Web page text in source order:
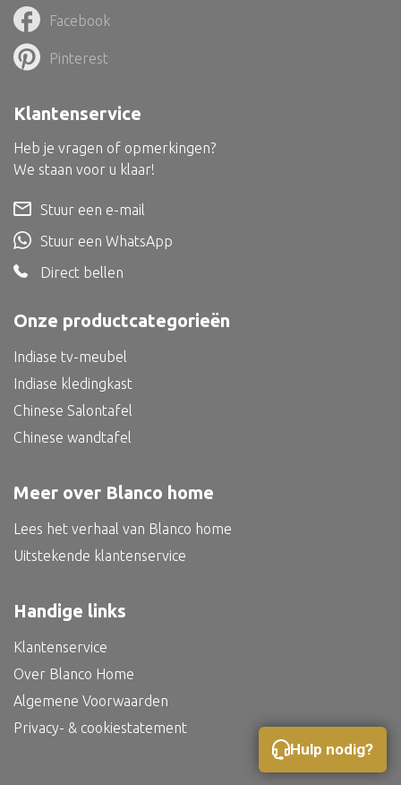
Mand
Roomdevider
Kussen
Tapijt
Kelim
Alle bouwmateriaal
Bed
Alle oosterse meubels
Oosterse kast
Oosterse tafel
Hulp nodig?
Facebook
Pinterest
Onze productcategorieën
Indiase tv-meubel
Indiase kledingkast
Chinese Salontafel
Chinese wandtafel
Meer over Blanco home
Lees het verhaal van Blanco home
Uitstekende klantenservice
Klantenservice
Heb je vragen of opmerkingen?
We staan voor u klaar!
Stuur een e-mail
Stuur een WhatsApp
Direct bellen
Handige links
Klantenservice
Over Blanco Home
Algemene Voorwaarden
Privacy- & cookiestatement